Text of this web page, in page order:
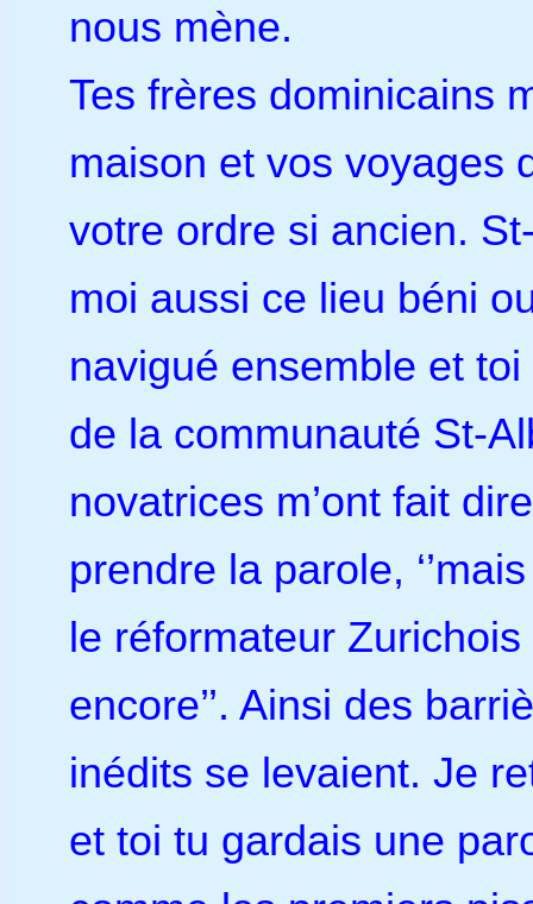
nous mène.
Tes frères dominicains
maison et vos voyages
votre ordre si ancien.
moi aussi ce lieu béni
navigué ensemble et
de la communauté St-
novatrices m’ont fait
prendre la parole,
le réformateur
encore’’. Ainsi des
inédits se levaient. Je
et toi tu gardais une